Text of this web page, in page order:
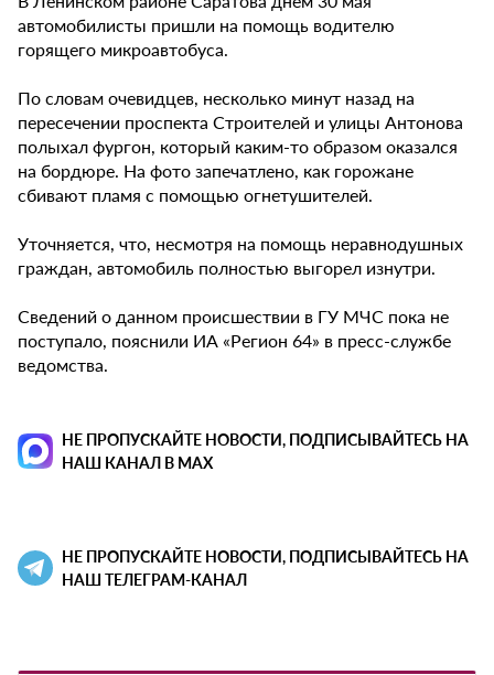
автомобилисты пришли на помощь водителю
горящего микроавтобуса.
По словам очевидцев, несколько минут назад на
пересечении проспекта Строителей и улицы Антонова
полыхал фургон, который каким-то образом оказался
на бордюре. На фото запечатлено, как горожане
сбивают пламя с помощью огнетушителей.
Уточняется, что, несмотря на помощь неравнодушных
граждан, автомобиль полностью выгорел изнутри.
Сведений о данном происшествии в ГУ МЧС пока не
поступало, пояснили ИА «Регион 64» в пресс-службе
ведомства.
НЕ ПРОПУСКАЙТЕ НОВОСТИ, ПОДПИСЫВАЙТЕСЬ НА
НАШ КАНАЛ В MAX
НЕ ПРОПУСКАЙТЕ НОВОСТИ, ПОДПИСЫВАЙТЕСЬ НА
НАШ ТЕЛЕГРАМ-КАНАЛ